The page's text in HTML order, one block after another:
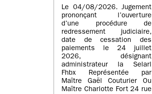
Le 04/08/2026. Jugement
prononçant l’ouverture
d’une procédure de
redressement judiciaire,
date de cessation des
paiements le 24 juillet
2026, désignant
administrateur la Selarl
Fhbx Représentée par
Maître Gaël Couturier Ou
Maître Charlotte Fort 24 rue